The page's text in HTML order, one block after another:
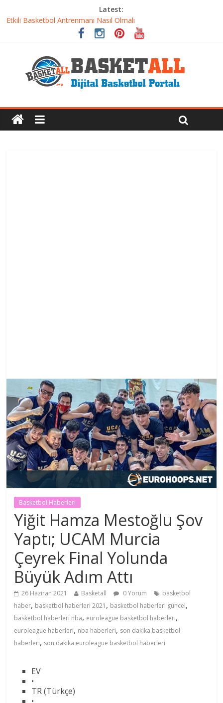
Latest:
Etkili Basketbol Antrenmanı Nasıl Olmalı
Basketbolcu Beslenmesi: Performansı Artıran Bilimsel
Iverson’dan Kyrie’e: Top Sürme Sanatının Dramatik Evrimi
Dünyanın En İyi Basketbol Takımı: Gerçek Şampiyon Kim?
Basketbol Haberleri
Yiğit Hamza Mestoğlu Şov
Yaptı; UCAM Murcia
Çeyrek Final Yolunda
Büyük Adım Attı
26 Haziran 2021 Basketall 0 Yorum
basketbol
haber, basketbol haberleri 2021 , basketbol haberleri güncel,
basketbol haberleri nba, euroleague basketbol haberleri,
euroleague haberleri, nba haberleri, son dakika basketbol
haberleri, son dakika euroleague basketbol haberleri
EV
•
TR (Türkçe)